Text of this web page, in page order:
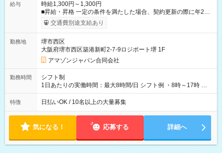
給与
時給1,300円～1,300円
■昇給・昇格 一定の条件を満たした場合、契約更新の際に年2回
まで昇給の機会があります。 ■正社員登用制度あり ※月末締/翌
月25日支払い ※時間外手当、別途支給 ※深夜割増賃金 (22:00～
☆Amazon直雇用で安定して働けます！ 【試用期間】試用期間
あり 試用期間の長さ：1週間 雇用形態、給与は本採用時と同じ
です。
交通費別途支給あり
勤務地
堺市西区
大阪府堺市西区築港新町2-7-9ロジポート堺 1F
アマゾンジャパン合同会社
勤務時間
シフト制
1日あたりの実働時間：最大8時間/日 シフト例 ・8時～17時 ・
12時～21時
特徴 日払いOK / 10名以上の大量募集
気になる！ 応募する 詳細へ